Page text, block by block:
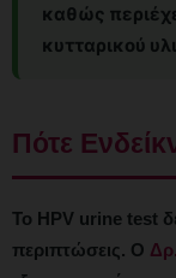
καθώς
κυτταρικού
Πότε
Το HPV urine test
περιπτώσεις. Ο